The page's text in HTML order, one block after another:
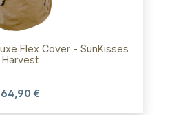
Flex Cover - SunKisses
Harvest
64,90 €